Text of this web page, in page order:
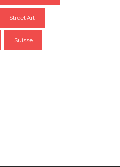
Street Art
Suisse